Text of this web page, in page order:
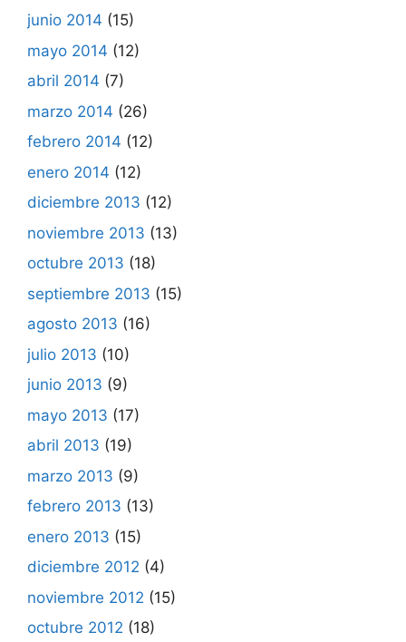
junio 2014 (15)
mayo 2014 (12)
abril 2014 (7)
marzo 2014 (26)
febrero 2014 (12)
enero 2014 (12)
diciembre 2013 (12)
noviembre 2013 (13)
octubre 2013 (18)
septiembre 2013 (15)
agosto 2013 (16)
julio 2013 (10)
junio 2013 (9)
mayo 2013 (17)
abril 2013 (19)
marzo 2013 (9)
febrero 2013 (13)
enero 2013 (15)
diciembre 2012 (4)
noviembre 2012 (15)
octubre 2012 (18)